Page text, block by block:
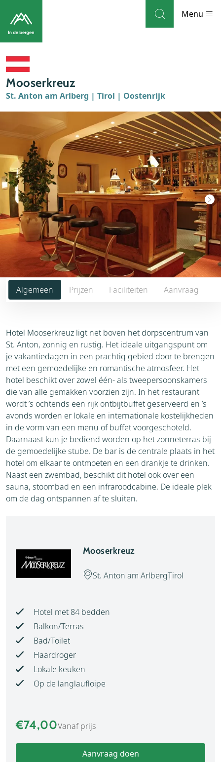
Menu
Bestemmingen
Weblog
Accommodaties
Thema's
Bezienswaardigheden
Tips
Mooserkreuz
St. Anton am Arlberg | Tirol | Oostenrijk
Algemeen Prijzen Faciliteiten Aanvraag
Hotel Mooserkreuz ligt net boven het dorpscentrum van
St. Anton, zonnig en rustig. Het ideale uitgangspunt om
je vakantiedagen in een prachtig gebied door te brengen
met een gemoedelijke en romantische atmosfeer. Het
hotel beschikt over zowel één- als tweepersoonskamers
die van alle gemakken voorzien zijn. In het restaurant
wordt ’s ochtends een rijk ontbijtbuffet geserveerd en ’s
avonds worden er lokale en internationale kostelijkheden
in de vorm van een menu of buffet voorgeschoteld.
Daarnaast kun je bediend worden op het zonneterras bij
de gemoedelijke stube. De bar is de centrale plaats in het
hotel om elkaar te ontmoeten en een drankje te drinken.
Naast een zwembad, beschikt dit hotel ook over een
sauna, stoombad en een infraroodcabine. De ideale plek
om de dag ontspannen af te sluiten.
Mooserkreuz
St. Anton am ArlbergTirol
Hotel met 84 bedden
Balkon/Terras
Bad/Toilet
Haardroger
Lokale keuken
Op de langlaufloipe
€74,00Vanaf prijs
Aanvraag doen